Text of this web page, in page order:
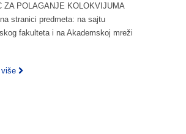
ZA POLAGANJE KOLOKVIJUMA
stranici predmeta: na sajtu
fakulteta i na Akademskoj mreži
više